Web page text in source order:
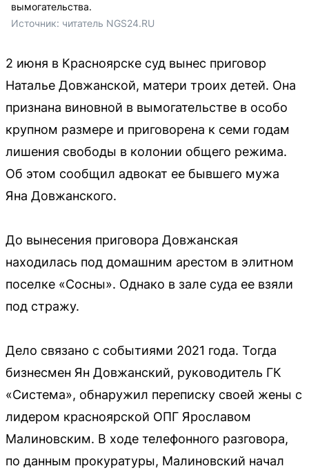
вымогательства.
Источник: читатель NGS24.RU
2 июня в Красноярске суд вынес приговор
Наталье Довжанской, матери троих детей. Она
признана виновной в вымогательстве в особо
крупном размере и приговорена к семи годам
лишения свободы в колонии общего режима.
Об этом сообщил адвокат ее бывшего мужа
Яна Довжанского.
До вынесения приговора Довжанская
находилась под домашним арестом в элитном
поселке «Сосны». Однако в зале суда ее взяли
под стражу.
Дело связано с событиями 2021 года. Тогда
бизнесмен Ян Довжанский, руководитель ГК
«Система», обнаружил переписку своей жены с
лидером красноярской ОПГ Ярославом
Малиновским. В ходе телефонного разговора,
по данным прокуратуры, Малиновский начал